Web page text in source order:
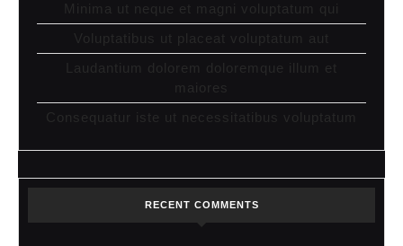
Minima ut neque et magni voluptatum qui
Voluptatibus ut placeat voluptatum aut
Laudantium dolorem doloremque illum et
maiores
Consequatur iste ut necessitatibus voluptatum
RECENT COMMENTS